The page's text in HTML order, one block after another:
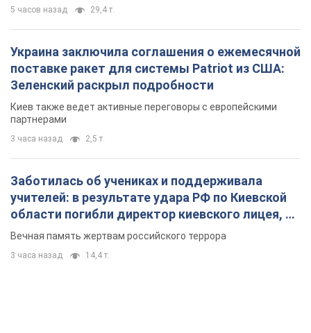
учителей: в результате удара РФ по Киевской
области погибли директор киевского лицея, её
муж и внук
3 часа назад